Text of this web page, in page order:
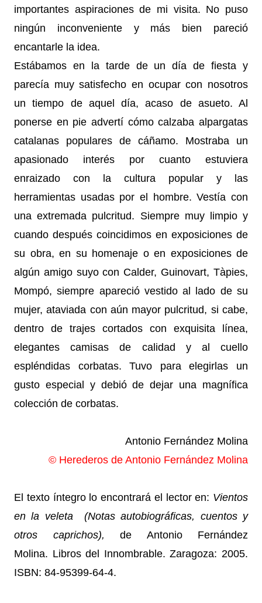
importantes aspiraciones de mi visita. No puso
ningún inconveniente y más bien pareció
encantarle la idea.
Estábamos en la tarde de un día de fiesta y
parecía muy satisfecho en ocupar con nosotros
un tiempo de aquel día, acaso de asueto. Al
ponerse en pie advertí cómo calzaba alpargatas
catalanas populares de cáñamo. Mostraba un
apasionado interés por cuanto estuviera
enraizado con la cultura popular y las
herramientas usadas por el hombre. Vestía con
una extremada pulcritud. Siempre muy limpio y
cuando después coincidimos en exposiciones de
su obra, en su homenaje o en exposiciones de
algún amigo suyo con Calder, Guinovart, Tàpies,
Mompó, siempre apareció vestido al lado de su
mujer, ataviada con aún mayor pulcritud, si cabe,
dentro de trajes cortados con exquisita línea,
elegantes camisas de calidad y al cuello
espléndidas corbatas. Tuvo para elegirlas un
gusto especial y debió de dejar una magnífica
colección de corbatas.
Antonio Fernández Molina
© Herederos de Antonio Fernández Molina
El texto íntegro lo encontrará el lector en: Vientos
en la veleta (Notas autobiográficas, cuentos y
otros caprichos), de Antonio Fernández
Molina. Libros del Innombrable. Zaragoza: 2005.
ISBN: 84-95399-64-4.